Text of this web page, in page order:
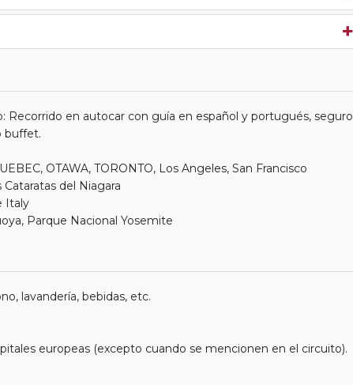
Recorrido en autocar con guía en español y portugués, seguro
buffet.
OTAWA, TORONTO, Los Angeles, San Francisco
Cataratas del Niagara
Italy
Parque Nacional Yosemite
lavandería, bebidas, etc.
europeas (excepto cuando se mencionen en el circuito).